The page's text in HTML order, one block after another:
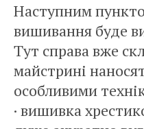
Наступним
вишивання буде
Тут справа вже
майстрині
особливими
· вишивка